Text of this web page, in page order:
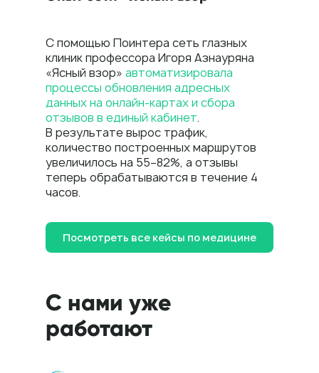
С помощью Поинтера сеть глазных
клиник профессора Игоря Азнауряна
«Ясный взор» автоматизировала
процессы обновления адресных
данных на онлайн-картах и сбора
отзывов в единый кабинет.
В результате вырос трафик,
количество построенных маршрутов
увеличилось на 55−82%, а отзывы
теперь обрабатываются в течение 4
часов.
Посмотреть все кейсы по медицине
С нами уже
работают
Телефон*
Отправить
+7 495 995-58-24
sales@pntr.io